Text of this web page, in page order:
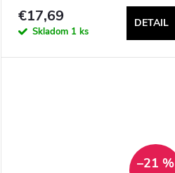
d
€17,69
Skladom 1 ks
DETAIL
–21 %